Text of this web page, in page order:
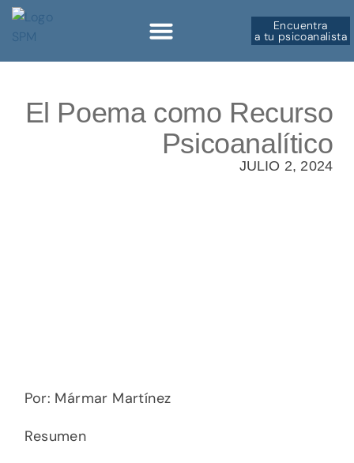
Encuentra
a tu psicoanalista
El Poema como Recurso
Psicoanalítico
JULIO 2, 2024
Por: Mármar Martínez
Resumen